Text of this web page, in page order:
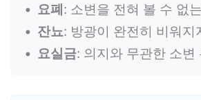
요폐: 소변을 전혀 볼 수 없
잔뇨: 방광이 완전히 비워지
요실금: 의지와 무관한 소변